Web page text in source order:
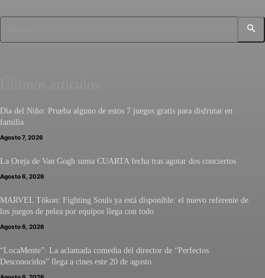
Día del Niño: Prueba alguno de estos 7 juegos gratis para disfrutar en
familia
Agosto 7, 2026
La Oreja de Van Gogh suma CUARTA fecha tras agotar dos conciertos
Agosto 6, 2026
MARVEL Tōkon: Fighting Souls ya está disponible: el nuevo referente de
los juegos de pelea por equipos llega con todo
Agosto 6, 2026
“LocaMente”: La aclamada comedia del director de “Perfectos
Desconocidos” llega a cines este 20 de agosto